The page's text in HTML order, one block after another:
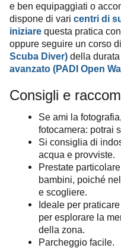
e ben equipaggiati o
dispone di vari centri di
iniziare questa pratica
oppure seguire un corso di
Scuba Diver) della
avanzato (PADI Open
Consigli e
Se ami la
fotocamera: potrai
Si consiglia di
acqua e provviste.
Prestate
bambini, poiché
e scogliere.
Ideale per praticare
per esplorare la
della zona.
Parcheggio facile.